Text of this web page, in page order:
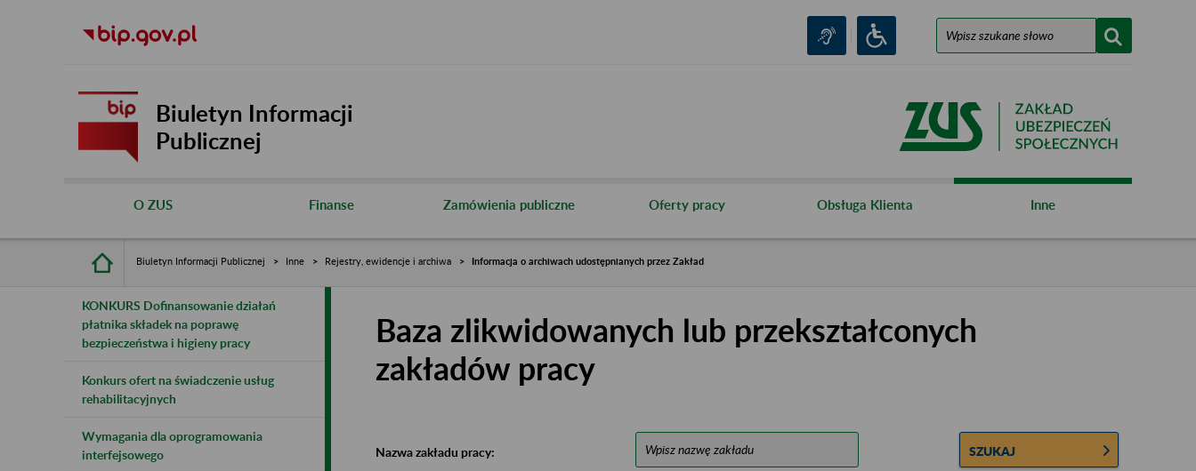
Biuletyn Informacji
Publicznej
O ZUS Finanse Zamówienia publiczne Oferty pracy Obsługa Klienta Inne
Biuletyn Informacji Publicznej Inne Rejestry, ewidencje i archiwa Informacja o archiwach udostępnianych przez Zakład
KONKURS Dofinansowanie działań
płatnika składek na poprawę
bezpieczeństwa i higieny pracy
Konkurs ofert na świadczenie usług
rehabilitacyjnych
Wymagania dla oprogramowania
interfejsowego
Baza zlikwidowanych lub przekształconych
zakładów pracy
Nazwa zakładu pracy: SZUKAJ